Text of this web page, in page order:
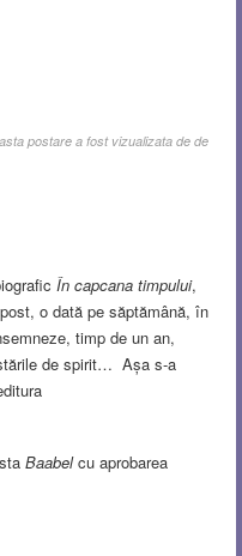
postare a fost vizualizata de de
În capcana timpului,
o dată pe săptămână, în
timp de un an,
de spirit… Așa s-a
Baabelcu aprobarea